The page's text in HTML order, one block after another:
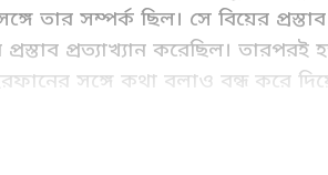
তার সম্পর্ক ছিল। সে বিয়ের প্রস্তাব
প্রস্তাব প্রত্যাখ্যান করেছিল।
সঙ্গে কথা বলাও বন্ধ করে